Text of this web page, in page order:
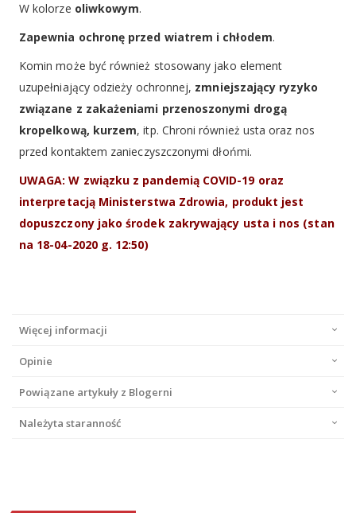
W kolorze oliwkowym.
Zapewnia ochronę przed wiatrem i chłodem.
Komin może być również stosowany jako element
uzupełniający odzieży ochronnej, zmniejszający ryzyko
związane z zakażeniami przenoszonymi drogą
kropelkową, kurzem, itp. Chroni również usta oraz nos
przed kontaktem zanieczyszczonymi dłońmi.
UWAGA: W związku z pandemią COVID-19 oraz
interpretacją Ministerstwa Zdrowia, produkt jest
dopuszczony jako środek zakrywający usta i nos (stan
na 18-04-2020 g. 12:50)
Więcej informacji
Opinie
Powiązane artykuły z Blogerni
Należyta staranność